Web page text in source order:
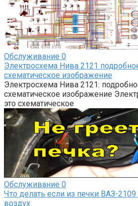
Обслуживание 0
Электросхема Нива 2121
схематическое изображение
Электросхема Нива 2121:
схематическое изображение
это схематическое
Обслуживание 0
Что делать если из печки ВАЗ-
воздух